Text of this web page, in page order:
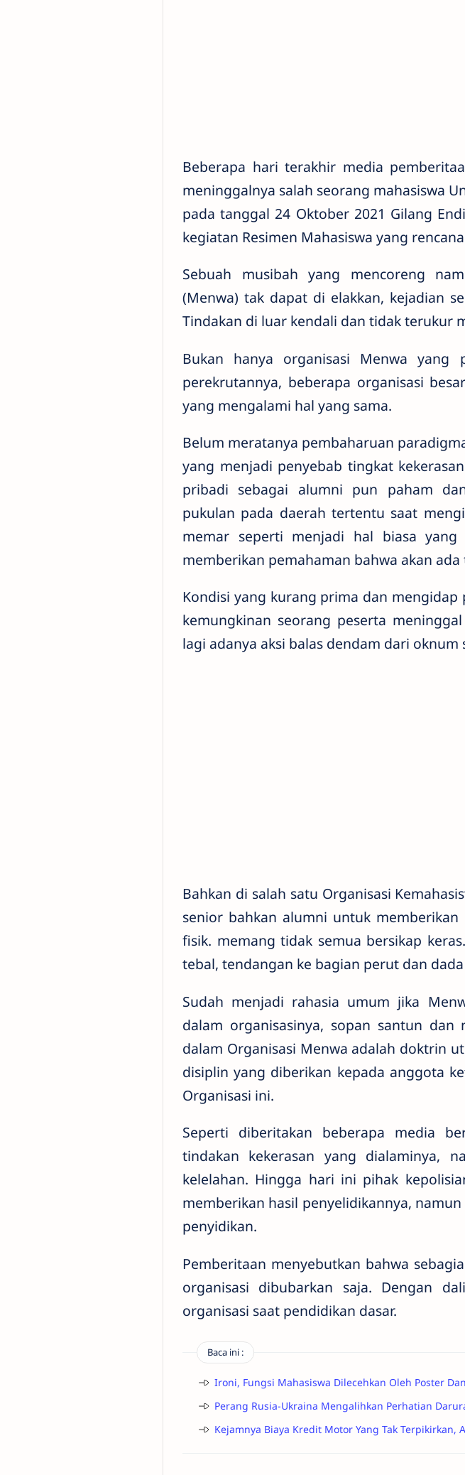
Beberapa hari terakhir media
meninggalnya salah seorang mahasiswa
pada tanggal 24 Oktober 2021 Gilang
kegiatan Resimen Mahasiswa yang
Sebuah musibah yang mencoreng
(Menwa) tak dapat di elakkan, kejadian
Tindakan di luar kendali dan tidak terukur
Bukan hanya organisasi Menwa yang
perekrutannya, beberapa organisasi
yang mengalami hal yang sama.
Belum meratanya pembaharuan
yang menjadi penyebab tingkat
pribadi sebagai alumni pun paham
pukulan pada daerah tertentu saat
memar seperti menjadi hal biasa
memberikan pemahaman bahwa akan
Kondisi yang kurang prima dan
kemungkinan seorang peserta
lagi adanya aksi balas dendam dari
Bahkan di salah satu Organisasi
senior bahkan alumni untuk
fisik. memang tidak semua bersikap
tebal, tendangan ke bagian perut dan
Sudah menjadi rahasia umum jika
dalam organisasinya, sopan santun
dalam Organisasi Menwa adalah doktrin
disiplin yang diberikan kepada anggota
Organisasi ini.
Seperti diberitakan beberapa media
tindakan kekerasan yang dialaminya,
kelelahan. Hingga hari ini pihak
memberikan hasil penyelidikannya,
penyidikan.
Pemberitaan menyebutkan bahwa
organisasi dibubarkan saja. Dengan
organisasi saat pendidikan dasar.
Baca ini :
Ironi, Fungsi Mahasiswa Dilecehkan Oleh Poster
Perang Rusia-Ukraina Mengalihkan Perhatian
Kejamnya Biaya Kredit Motor Yang Tak Terpikirkan,